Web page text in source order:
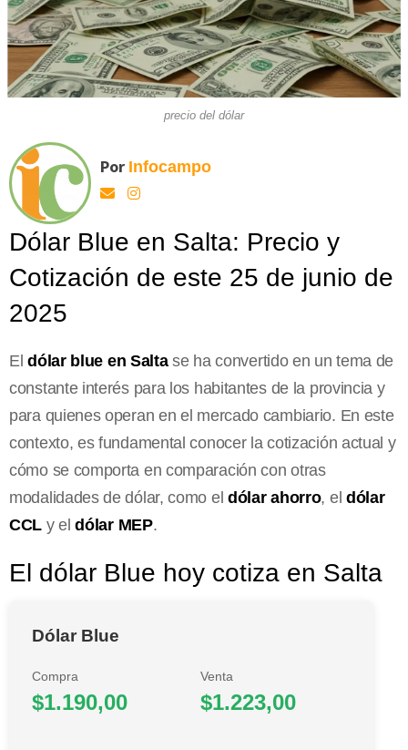
precio del dólar
Por Infocampo
Dólar Blue en Salta: Precio y
Cotización de este 25 de junio de
2025
Eldólar blue en Saltase ha convertido en un tema de
constante interés para los habitantes de la provincia y
para quienes operan en el mercado cambiario. En este
contexto, es fundamental conocer la cotización actual y
cómo se comporta en comparación con otras
modalidades de dólar, como el dólar ahorro, el dólar
CCL y eldólar MEP.
El dólar Blue hoy cotiza en Salta
Dólar Blue
Compra
$1.190,00
Venta
$1.223,00